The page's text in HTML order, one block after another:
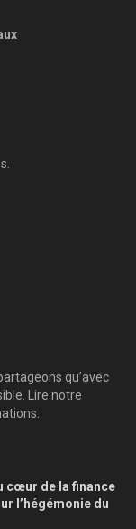
qu’avec
Lire notre
cœur de la finance
l’hégémonie du